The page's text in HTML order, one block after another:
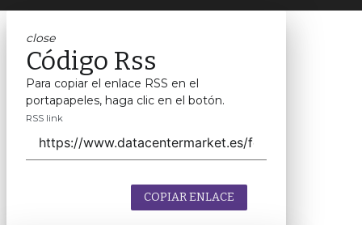
close
Código Rss
Para copiar el enlace RSS en el
portapapeles, haga clic en el botón.
RSS link
COPIAR ENLACE